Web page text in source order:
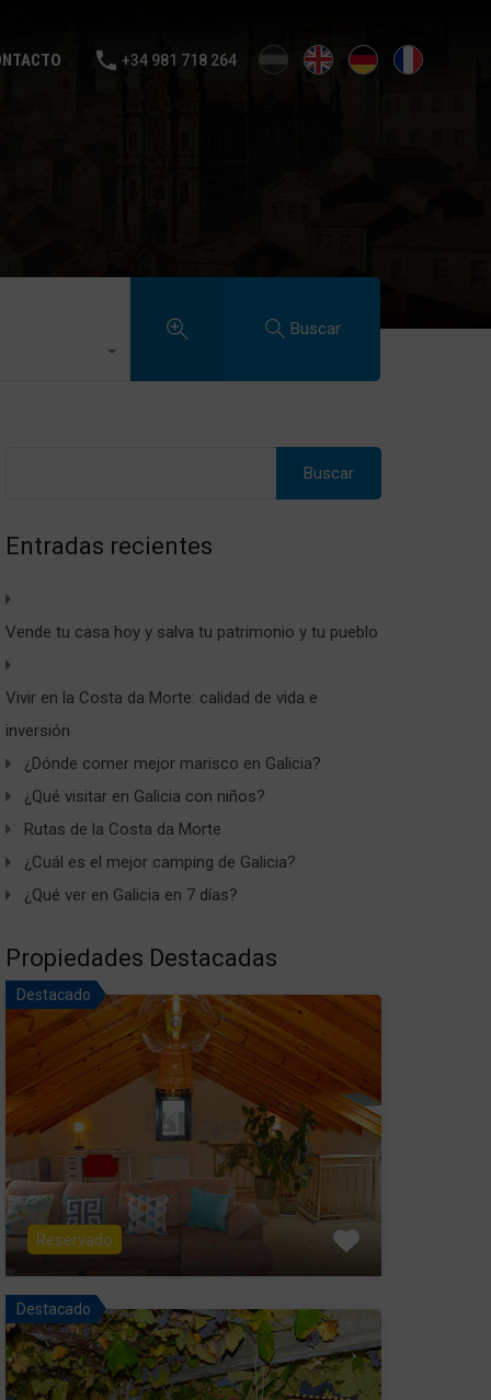
VENDE TU CASA BLOG
CONTACTO
+34 981 718 264
Buscar
Entradas recientes
Vende tu casa hoy y salva tu patrimonio y tu pueblo
Vivir en la Costa da Morte: calidad de vida e
inversión
¿Dónde comer mejor marisco en Galicia?
¿Qué visitar en Galicia con niños?
Rutas de la Costa da Morte
¿Cuál es el mejor camping de Galicia?
¿Qué ver en Galicia en 7 días?
Propiedades Destacadas
Destacado
Reservado
Destacado